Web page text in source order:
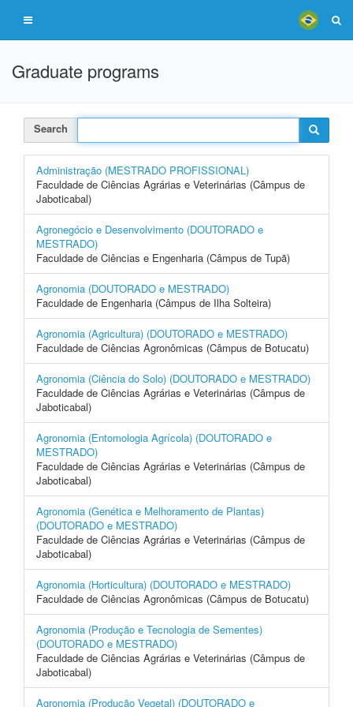
Graduate programs
Search
Administração (MESTRADO PROFISSIONAL)
Faculdade de Ciências Agrárias e Veterinárias (Câmpus de
Jaboticabal)
Agronegócio e Desenvolvimento (DOUTORADO e
MESTRADO)
Faculdade de Ciências e Engenharia (Câmpus de Tupã)
Agronomia (DOUTORADO e MESTRADO)
Faculdade de Engenharia (Câmpus de Ilha Solteira)
Agronomia (Agricultura) (DOUTORADO e MESTRADO)
Faculdade de Ciências Agronômicas (Câmpus de Botucatu)
Agronomia (Ciência do Solo) (DOUTORADO e MESTRADO)
Faculdade de Ciências Agrárias e Veterinárias (Câmpus de
Jaboticabal)
Agronomia (Entomologia Agrícola) (DOUTORADO e
MESTRADO)
Faculdade de Ciências Agrárias e Veterinárias (Câmpus de
Jaboticabal)
Agronomia (Genética e Melhoramento de Plantas)
(DOUTORADO e MESTRADO)
Faculdade de Ciências Agrárias e Veterinárias (Câmpus de
Jaboticabal)
Agronomia (Horticultura) (DOUTORADO e MESTRADO)
Faculdade de Ciências Agronômicas (Câmpus de Botucatu)
Agronomia (Produção e Tecnologia de Sementes)
(DOUTORADO e MESTRADO)
Faculdade de Ciências Agrárias e Veterinárias (Câmpus de
Jaboticabal)
Agronomia (Produção Vegetal) (DOUTORADO e